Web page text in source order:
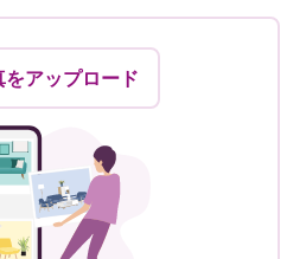
をアップロード